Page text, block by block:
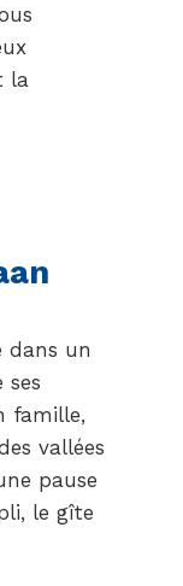
la
dans un
ses
famille,
vallées
pause
le gîte